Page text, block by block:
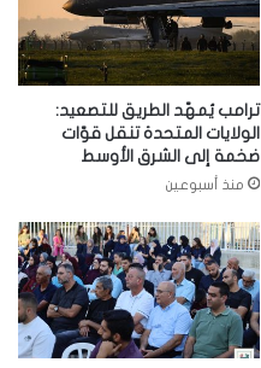
ترامب يُمهّد الطريق للتصعيد:
الولايات المتحدة تنقل قوّات
ضخمة إلى الشرق الأوسط
منذ أسبوعين